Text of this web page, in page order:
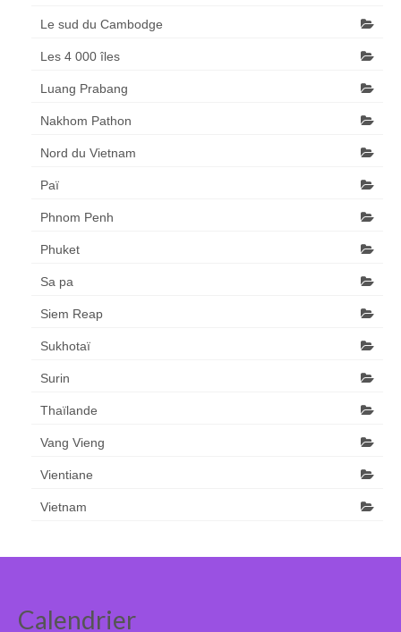
Le sud du Cambodge
Les 4 000 îles
Luang Prabang
Nakhom Pathon
Nord du Vietnam
Paï
Phnom Penh
Phuket
Sa pa
Siem Reap
Sukhotaï
Surin
Thaïlande
Vang Vieng
Vientiane
Vietnam
Calendrier